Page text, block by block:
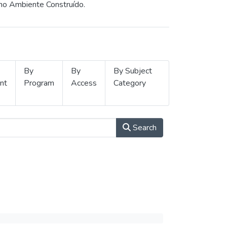
Ambiente Construído.
By
Program
By
Access
By Subject
Category
Search